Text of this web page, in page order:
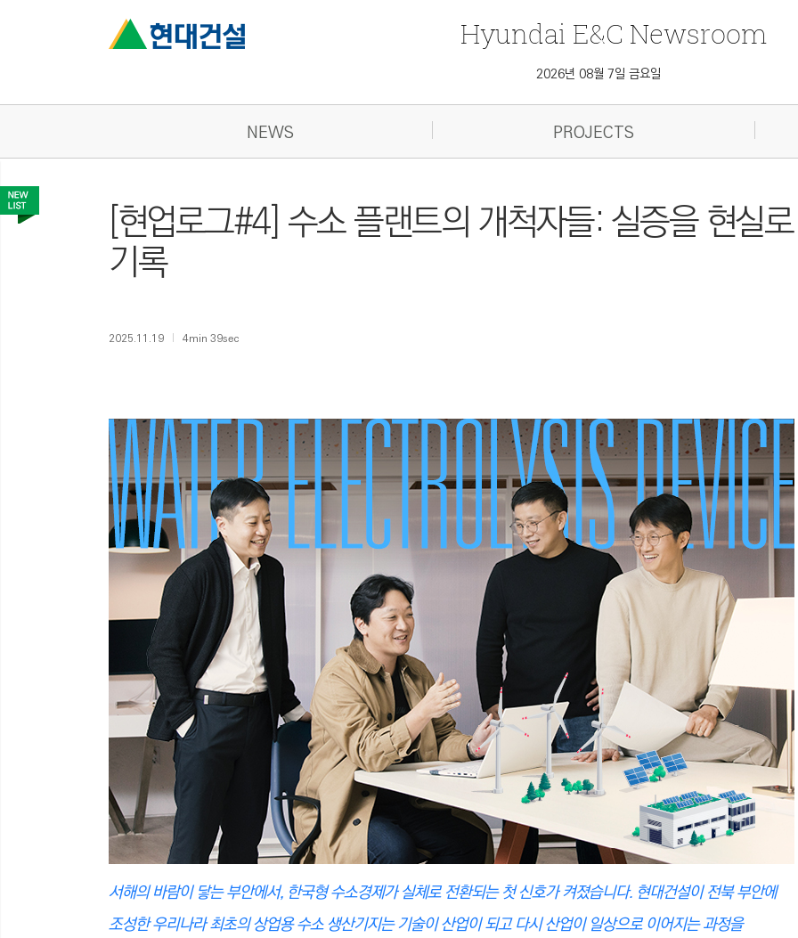
Hyundai E&C Newsroom
2026년 08월 7일 금요일
NEWS PROJECTS
[현업로그#4] 수소 플랜트의 개척자들: 실증을 현실
기록
2025.11.19 4min 39sec
서해의 바람이 닿는 부안에서, 한국형 수소경제가 실체로 전환되는 첫 신호가 켜졌습니다. 현대건설이 전북 부안에
조성한 우리나라 최초의 상업용 수소 생산기지는 기술이 산업이 되고 다시 산업이 일상으로 이어지는 과정을